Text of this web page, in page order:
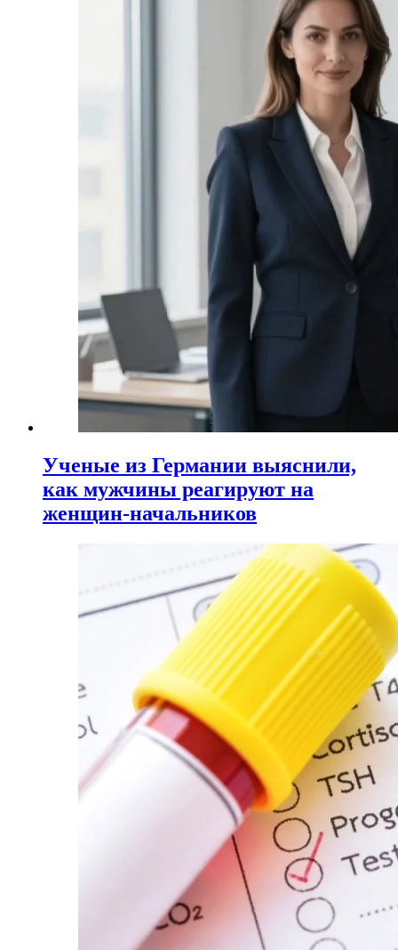
Ученые из Германии выяснили,
как мужчины реагируют на
женщин-начальников